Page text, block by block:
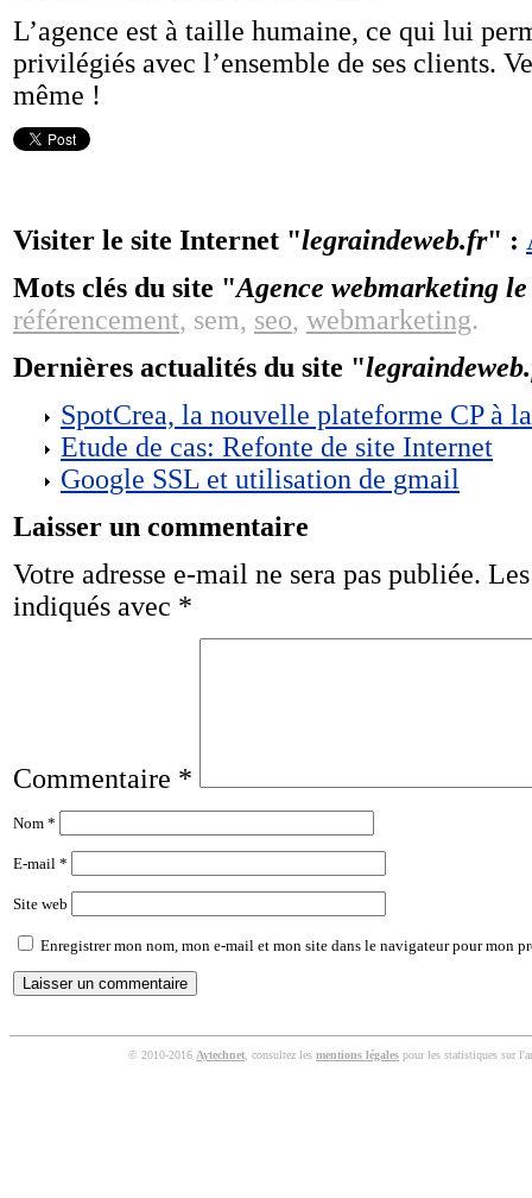
L’agence est à taille humaine, ce qui lui
privilégiés avec l’ensemble de ses clients.
même !
Visiter le site Internet "legraindeweb.fr" :
Mots clés du site "Agence webmarketing
référencement, sem, seo, webmarketing.
Dernières actualités du site "
SpotCrea, la nouvelle plateforme CP à
Etude de cas: Refonte de site Internet
Google SSL et utilisation de gmail
Laisser un commentaire
Votre adresse e-mail ne sera pas publiée.
indiqués avec *
Commentaire *
Nom *
E-mail *
Site web
Enregistrer mon nom, mon e-mail et mon site dans le navigateur pour mon
© 2010-2016 Aytechnet , consultez les mentions légales pour les statistiques sur